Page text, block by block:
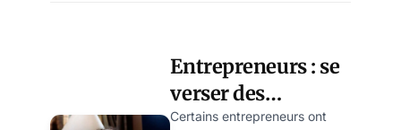
Entrepreneurs : se
verser des
dividendes avant le
Certains entrepreneurs ont